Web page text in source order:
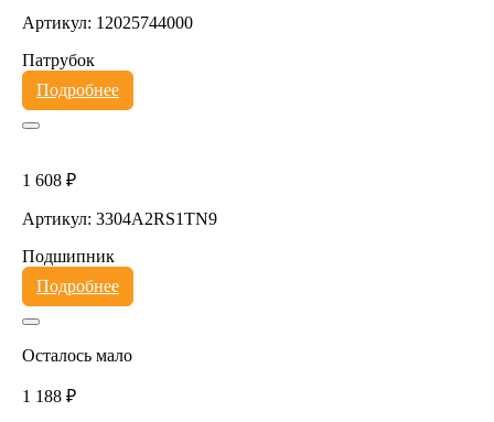
Артикул: 12025744000
Патрубок
Подробнее
1 608 ₽
Артикул: 3304A2RS1TN9
Подшипник
Подробнее
Осталось мало
1 188 ₽